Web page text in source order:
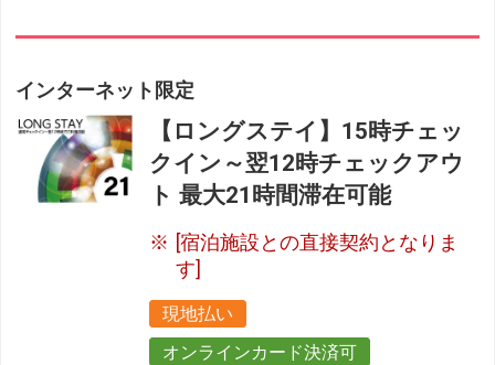
インターネット限定
【ロングステイ】15時チェッ
クイン～翌12時チェックアウ
ト 最大21時間滞在可能
[宿泊施設との直接契約となりま
す]
現地払い
オンラインカード決済可